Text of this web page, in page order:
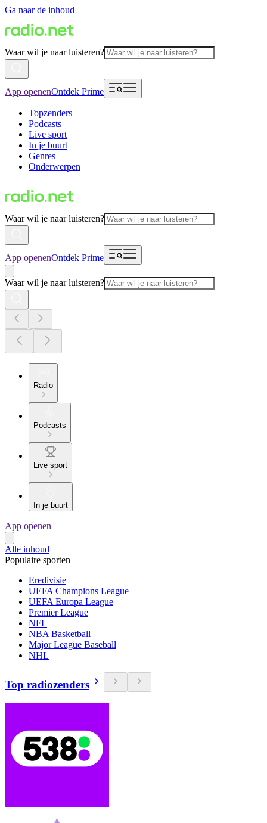
Ga naar de inhoud
Waar wil je naar luisteren?
App openenOntdek Prime
Topzenders
Podcasts
Live sport
In je buurt
Genres
Onderwerpen
Waar wil je naar luisteren?
App openenOntdek Prime
Waar wil je naar luisteren?
Radio
Podcasts
Live sport
In je buurt
App openen
Alle inhoud
Populaire sporten
Eredivisie
UEFA Champions League
UEFA Europa League
Premier League
NFL
NBA Basketball
Major League Baseball
NHL
Top radiozenders